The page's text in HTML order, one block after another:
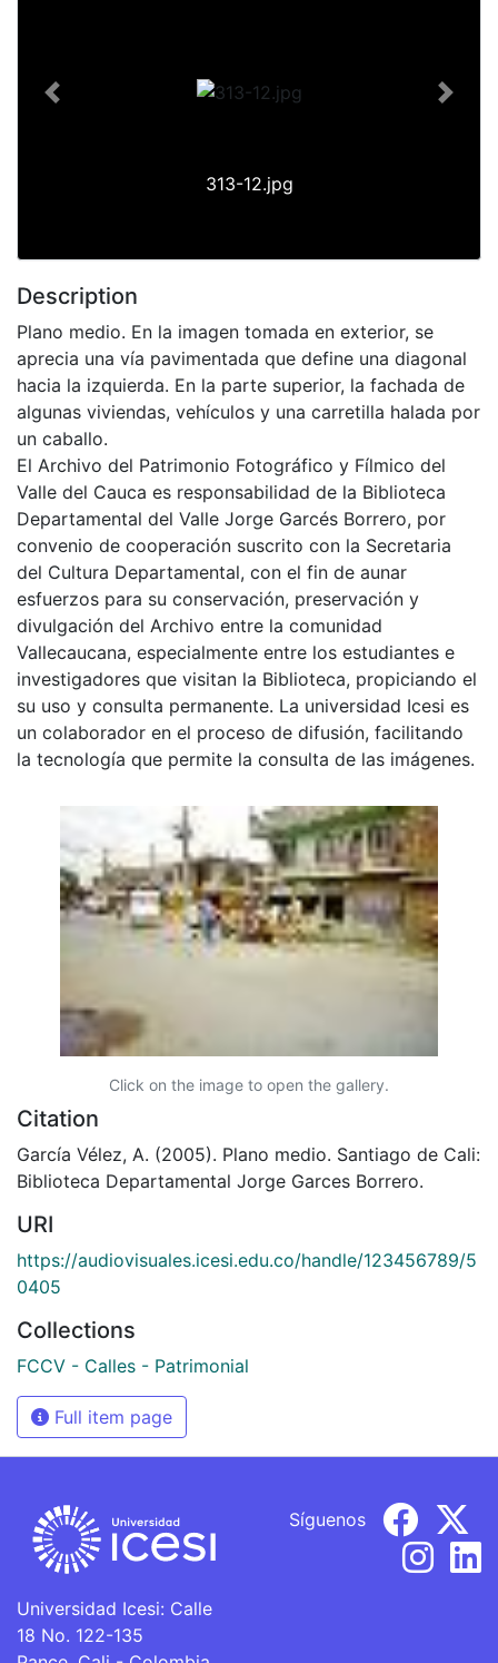
313-12.jpg
Previous Next
Description
Plano medio. En la imagen tomada en exterior, se
aprecia una vía pavimentada que define una diagonal
hacia la izquierda. En la parte superior, la fachada de
algunas viviendas, vehículos y una carretilla halada por
un caballo.
El Archivo del Patrimonio Fotográfico y Fílmico del
Valle del Cauca es responsabilidad de la Biblioteca
Departamental del Valle Jorge Garcés Borrero, por
convenio de cooperación suscrito con la Secretaria
del Cultura Departamental, con el fin de aunar
esfuerzos para su conservación, preservación y
divulgación del Archivo entre la comunidad
Vallecaucana, especialmente entre los estudiantes e
investigadores que visitan la Biblioteca, propiciando el
su uso y consulta permanente. La universidad Icesi es
un colaborador en el proceso de difusión, facilitando
la tecnología que permite la consulta de las imágenes.
Click on the image to open the gallery.
Citation
García Vélez, A. (2005). Plano medio. Santiago de Cali:
Biblioteca Departamental Jorge Garces Borrero.
URI
https://audiovisuales.icesi.edu.co/handle/123456789/5
0405
Collections
FCCV - Calles - Patrimonial
Full item page
Universidad Icesi: Calle
18 No. 122-135
Síguenos